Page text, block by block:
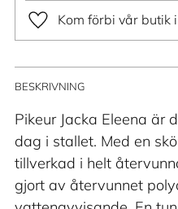
Kom förbi vår butik
Lägger
till
produkt
i
din
varukorg
BESKRIVNING
Pikeur Jacka Eleena är
dag i stallet. Med en
tillverkad i helt
gjort av återvunnet